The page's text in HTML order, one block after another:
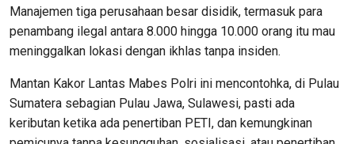
Manajemen tiga perusahaan besar disidik, termasuk para
penambang ilegal antara 8.000 hingga 10.000 orang itu mau
meninggalkan lokasi dengan ikhlas tanpa insiden.
Mantan Kakor Lantas Mabes Polri ini mencontohka, di Pulau
Sumatera sebagian Pulau Jawa, Sulawesi, pasti ada
keributan ketika ada penertiban PETI, dan kemungkinan